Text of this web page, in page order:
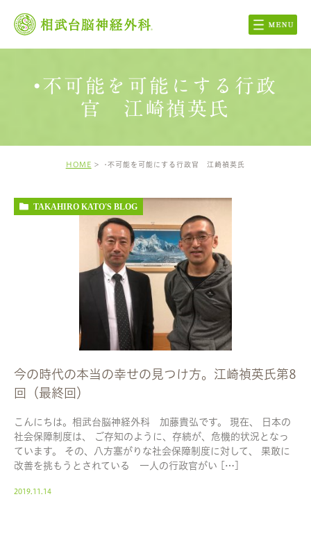
•不可能を可能にする行政
官 江崎禎英氏
HOME •不可能を可能にする行政官 江崎禎英氏
TAKAHIRO KATO'S BLOG
今の時代の本当の幸せの見つけ方。江崎禎英氏第8
回（最終回）
こんにちは。相武台脳神経外科 加藤貴弘です。 現在、 日本の
社会保障制度は、 ご存知のように、存続が、危機的状況となっ
ています。 その、八方塞がりな社会保障制度に対して、 果敢に
改善を挑もうとされている 一人の行政官がい […]
2019.11.14